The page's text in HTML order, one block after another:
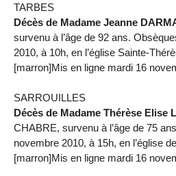
TARBES
Décès de Madame Jeanne
survenu à l’âge de 92 ans.
2010, à 10h, en l’église Sainte-
[marron]Mis en ligne mardi 16
SARROUILLES
Décès de Madame Thérèse Elise
CHABRE, survenu à l’âge de 75
novembre 2010, à 15h, en l’église
[marron]Mis en ligne mardi 16